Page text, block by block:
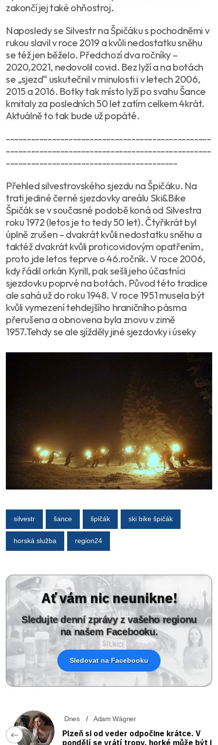
zakončí jej také ohňostroj.
Naposledy se Silvestr na Špičáku s pochodněmi v
rukou slavil v roce 2019 a kvůli nedostatku sněhu
se též jen běželo. Předchozí dva ročníky –
2020,2021, nedovolil covid. Bez lyží a na botách
se „sjezd“ uskutečnil v minulosti i v letech 2006,
2015 a 2016. Botky tak místo lyží po svahu Šance
kmitaly za posledních 50 let zatím celkem 4krát.
Aktuálně to tak bude už popáté.
-------------------------------------------------
-------------------------------------------------
-----------------------------------------
Přehled silvestrovského sjezdu na Špičáku. Na
trati jediné černé sjezdovky areálu Ski&Bike
Špičák se v současné podobě koná od Silvestra
roku 1972 (letos je to tedy 50 let). Čtyřikrát byl
úplně zrušen – dvakrát kvůli nedostatku sněhu a
taktéž dvakrát kvůli proticovidovým opatřením,
proto jde letos teprve o 46.ročník. V roce 2006,
kdy řádil orkán Kyrill, pak sešli jeho účastníci
sjezdovku poprvé na botách. Původ této tradice
ale sahá už do roku 1948. V roce 1951 musela být
kvůli vymezení tehdejšího hraničního pásma
přerušena a obnovena byla znovu v zimě
1957.Tehdy se ale sjížděly jiné sjezdovky i úseky
silvestr šance špičák ski bike špičák
horská služba region24
Ať vám nic neunikne!
Sledujte denní zprávy z vašeho regionu
na našem Facebooku.
Sledovat na Facebooku
Dnes Adam Wágner
Plzeň si od veder odpočine krátce. V
pondělí se vrátí tropy, horké může být i